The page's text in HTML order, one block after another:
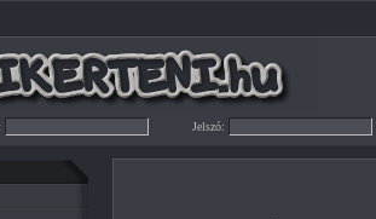
Jelszó: